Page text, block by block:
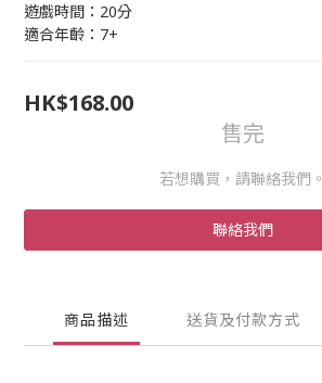
遊戲時間：20分
適合年齡：7+
HK$168.00
售完
若想購買，請聯絡我們。
聯絡我們
商品描述 送貨及付款方式